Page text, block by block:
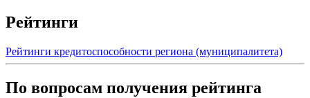
Рейтинги
Рейтинги кредитоспособности региона (муниципалитета)
По вопросам получения рейтинга